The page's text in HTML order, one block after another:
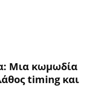
Μια κωμωδία
timing και